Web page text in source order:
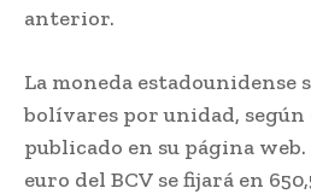
anterior.
La moneda estadounidense
bolívares por unidad,
publicado en su página
euro del BCV se fijará en